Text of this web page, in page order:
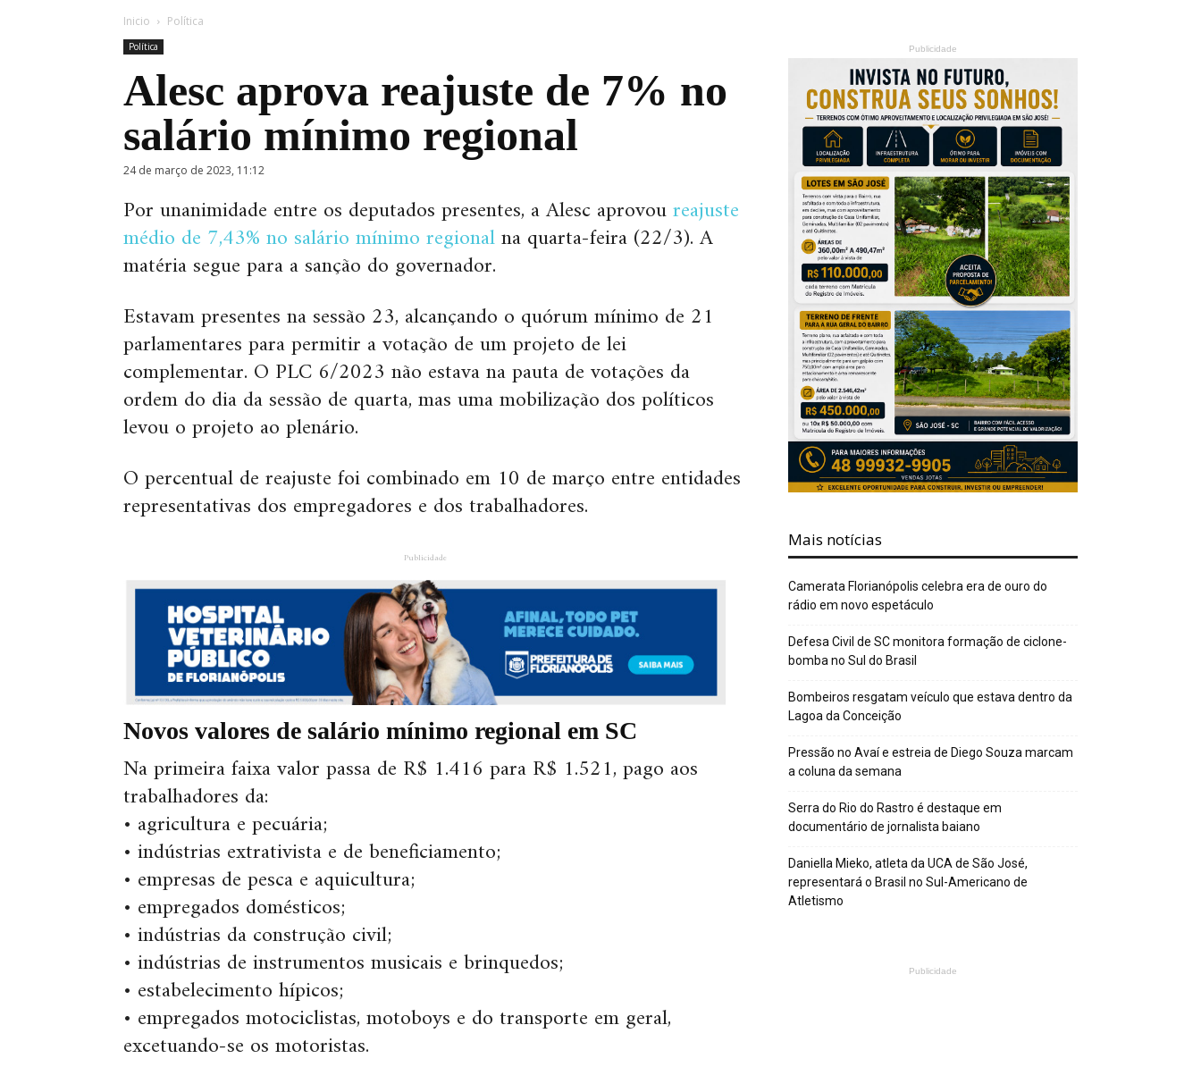
Inicio Política
Política
Alesc aprova reajuste de 7% no
salário mínimo regional
24 de março de 2023, 11:12
Por unanimidade entre os deputados presentes, a Alesc aprovoureajuste
médio de 7,43% no salário mínimo regionalna quarta-feira (22/3). A
matéria segue para a sanção do governador.
Estavam presentes na sessão 23, alcançando o quórum mínimo de 21
parlamentares para permitir a votação de um projeto de lei
complementar. O PLC 6/2023 não estava na pauta de votações da
ordem do dia da sessão de quarta, mas uma mobilização dos políticos
levou o projeto ao plenário.
O percentual de reajuste foi combinado em 10 de março entre entidades
representativas dos empregadores e dos trabalhadores.
Publicidade
Novos valores de salário mínimo regional em SC
Na primeira faixa valor passa de R$ 1.416 para R$ 1.521, pago aos
trabalhadores da:
• agricultura e pecuária;
• indústrias extrativista e de beneficiamento;
• empresas de pesca e aquicultura;
• empregados domésticos;
• indústrias da construção civil;
• indústrias de instrumentos musicais e brinquedos;
• estabelecimento hípicos;
• empregados motociclistas, motoboys e do transporte em geral,
excetuando-se os motoristas.
Publicidade
Mais notícias
Camerata Florianópolis celebra era de ouro do
rádio em novo espetáculo
Defesa Civil de SC monitora formação de ciclone-
bomba no Sul do Brasil
Bombeiros resgatam veículo que estava dentro da
Lagoa da Conceição
Pressão no Avaí e estreia de Diego Souza marcam
a coluna da semana
Serra do Rio do Rastro é destaque em
documentário de jornalista baiano
Daniella Mieko, atleta da UCA de São José,
representará o Brasil no Sul-Americano de
Atletismo
Publicidade